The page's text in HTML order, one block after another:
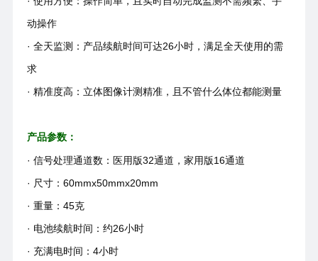
动操作
· 全天监测：产品续航时间可达26小时，满足全天使用的需
求
· 精准度高：立体图像计测精准，且不管什么体位都能测量
产品参数：
· 信号处理通道数：医用版32通道，家用版16通道
· 尺寸：60mmx50mmx20mm
· 重量：45克
· 电池续航时间：约26小时
· 充满电时间：4小时